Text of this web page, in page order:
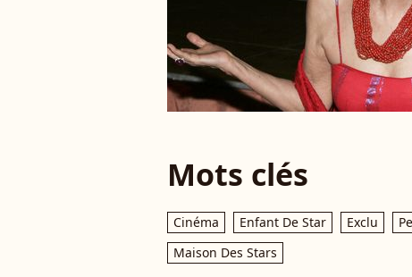
Mots clés
Cinéma Enfant De Star Exclu
Maison Des Stars